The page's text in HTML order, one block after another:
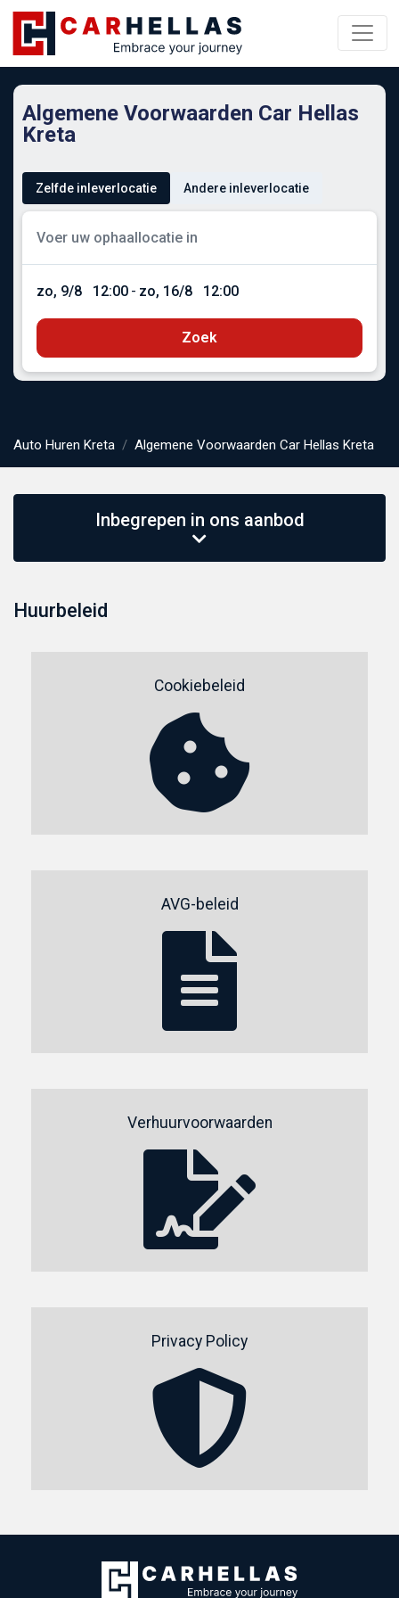
Algemene Voorwaarden Car Hellas
Kreta
Zelfde inleverlocatie Andere inleverlocatie
zo, 9/8 12:00 - zo, 16/8 12:00
Zoek
Auto Huren Kreta Algemene Voorwaarden Car Hellas Kreta
Inbegrepen in ons aanbod
Huurbeleid
Cookiebeleid
AVG-beleid
Verhuurvoorwaarden
Privacy Policy